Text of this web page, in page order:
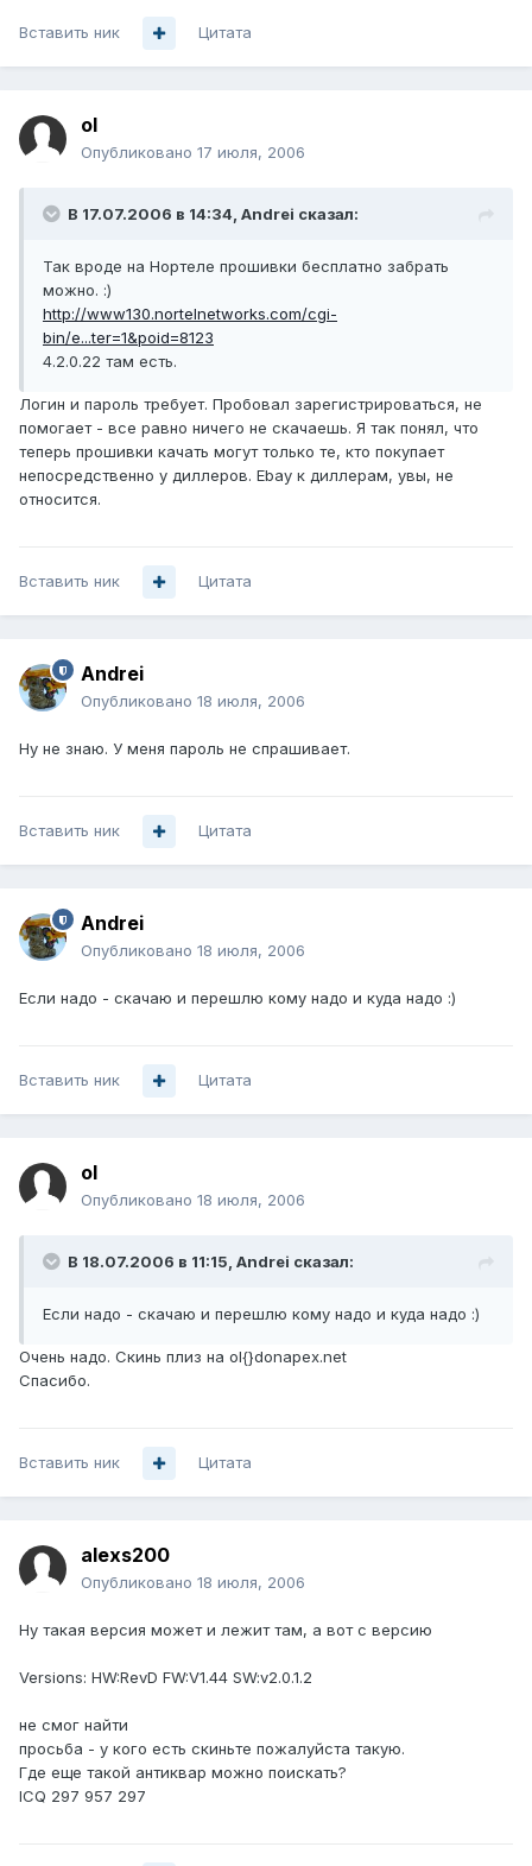
Вставить ник Цитата
ol
Опубликовано 17 июля, 2006
В 17.07.2006 в 14:34, Andrei сказал:
Так вроде на Нортеле прошивки бесплатно забрать
можно. :)
http://www130.nortelnetworks.com/cgi-
bin/e...ter=1&poid=8123
4.2.0.22 там есть.
Логин и пароль требует. Пробовал зарегистрироваться, не
помогает - все равно ничего не скачаешь. Я так понял, что
теперь прошивки качать могут только те, кто покупает
непосредственно у диллеров. Ebay к диллерам, увы, не
относится.
Вставить ник Цитата
Andrei
Опубликовано 18 июля, 2006
Ну не знаю. У меня пароль не спрашивает.
Вставить ник Цитата
Andrei
Опубликовано 18 июля, 2006
Если надо - скачаю и перешлю кому надо и куда надо :)
Вставить ник Цитата
ol
Опубликовано 18 июля, 2006
В 18.07.2006 в 11:15, Andrei сказал:
Если надо - скачаю и перешлю кому надо и куда надо :)
Очень надо. Скинь плиз на ol{}donapex.net
Спасибо.
Вставить ник Цитата
alexs200
Опубликовано 18 июля, 2006
Ну такая версия может и лежит там, а вот с версию
Versions: HW:RevD FW:V1.44 SW:v2.0.1.2
не смог найти
просьба - у кого есть скиньте пожалуйста такую.
Где еще такой антиквар можно поискать?
ICQ 297 957 297